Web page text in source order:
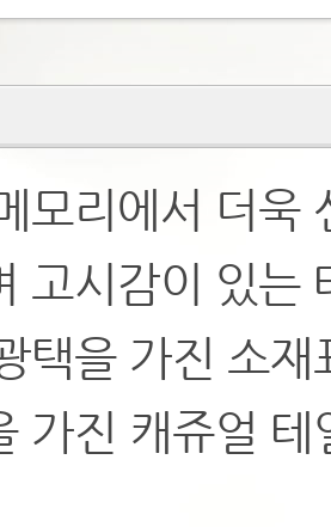
모리에서 더욱
고시감이 있는
택을 가진 소재
가진 캐쥬얼 테